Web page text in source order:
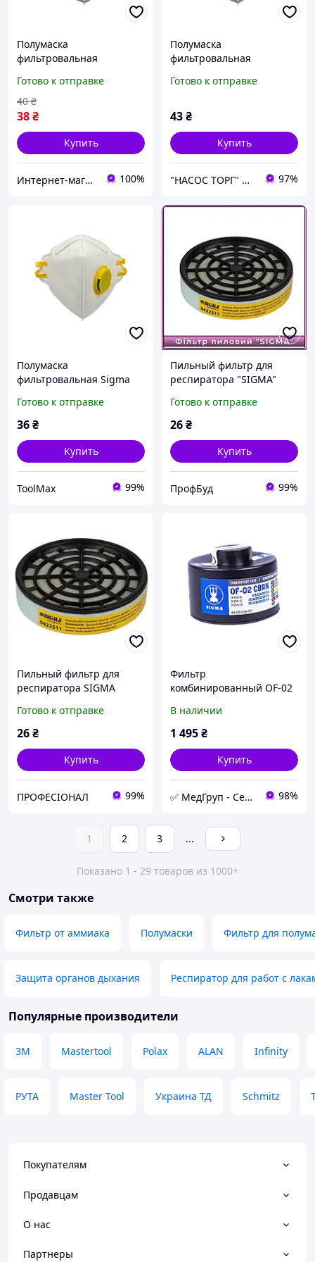
Полумаска
фильтровальная
без клапана Sigma
9420871
Готово к отправке
38₴
40 ₴
Купить
Интернет-магазин инструментов "R-Tools" 100%
Полумаска
фильтровальная
без клапана ТМ SIGMA
Готово к отправке
43₴
Купить
"НАСОС ТОРГ" Насосное оборудование, инструменты, освещение 97%
Полумаска
фильтровальная Sigma
с клапаном
Готово к отправке
36₴
Купить
ToolMax 99%
Пильный фильтр для
респиратора "SIGMA"
Готово к отправке
26₴
Купить
ПрофБуд 99%
Пильный фильтр для
респиратора SIGMA
Готово к отправке
26₴
Купить
ПРОФЕСІОНАЛ 99%
Фильтр
комбинированный OF-02
МедГрупп
В наличии
1 495₴
Купить
✅ МедГруп - Сертифицированное медицинское оборудование 98%
1 2 3 ...
Показано 1 - 29 товаров из 1000+
Смотри также
Фильтр от аммиака Полумаски Фильтр для
Защита органов дыхания Респиратор для работ с
Популярные производители
3М Mastertool Polax ALAN Infinity
РУТА Master Tool Украина ТД Schmitz
Покупателям
Продавцам
О нас
Партнеры